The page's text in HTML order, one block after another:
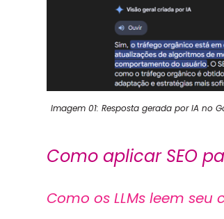
Imagem 01: Resposta gerada por IA no
Como aplicar SEO
Como os LLMs leem seu